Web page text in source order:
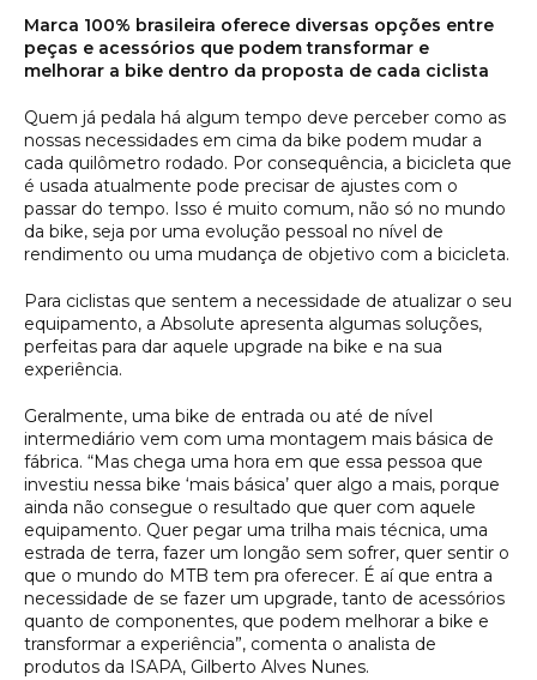
Marca 100% brasileira oferece diversas opções entre
peças e acessórios que podem transformar e
melhorar a bike dentro da proposta de cada ciclista
Quem já pedala há algum tempo deve perceber como as
nossas necessidades em cima da bike podem mudar a
cada quilômetro rodado. Por consequência, a bicicleta que
é usada atualmente pode precisar de ajustes com o
passar do tempo. Isso é muito comum, não só no mundo
da bike, seja por uma evolução pessoal no nível de
rendimento ou uma mudança de objetivo com a bicicleta.
Para ciclistas que sentem a necessidade de atualizar o seu
equipamento, a Absolute apresenta algumas soluções,
perfeitas para dar aquele upgrade na bike e na sua
experiência.
Geralmente, uma bike de entrada ou até de nível
intermediário vem com uma montagem mais básica de
fábrica. “Mas chega uma hora em que essa pessoa que
investiu nessa bike ‘mais básica’ quer algo a mais, porque
ainda não consegue o resultado que quer com aquele
equipamento. Quer pegar uma trilha mais técnica, uma
estrada de terra, fazer um longão sem sofrer, quer sentir o
que o mundo do MTB tem pra oferecer. É aí que entra a
necessidade de se fazer um upgrade, tanto de acessórios
quanto de componentes, que podem melhorar a bike e
transformar a experiência”, comenta o analista de
produtos da ISAPA, Gilberto Alves Nunes.